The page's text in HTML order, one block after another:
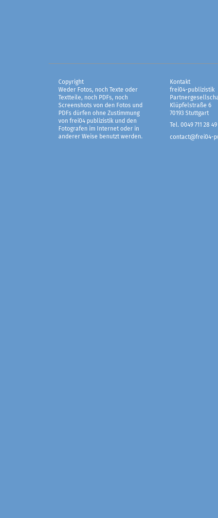
Copyright
Weder Fotos, noch Texte oder
Textteile, noch PDFs, noch
Screenshots von den Fotos und
PDFs dürfen ohne Zustimmung
von frei04 publizistik und den
Fotografen im Internet oder in
anderer Weise benutzt werden.
Kontakt
frei04-publizistik
Klüpfelstraße 6
70193 Stuttgart
Tel. 0049 711 28 49
contact@frei04-